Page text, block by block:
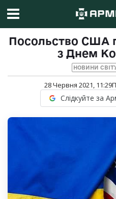
Посольство США
з Днем
НОВИНИ
28 Червня 2021, 11:29
Слідкуйте за